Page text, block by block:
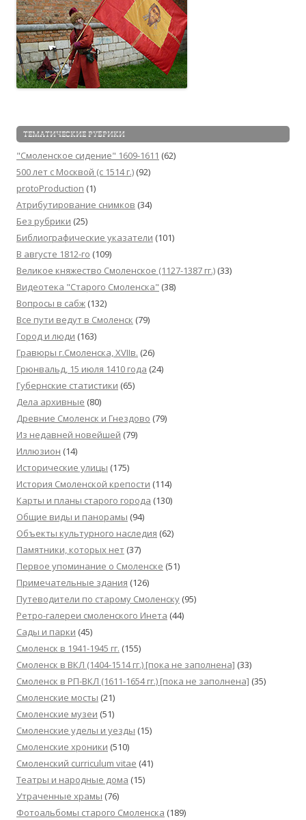
ТЕМАТИЧЕСКИЕ РУБРИКИ
"Смоленское сидение" 1609-1611 (62)
500 лет с Москвой (c 1514 г.) (92)
protoProduction (1)
Атрибутирование снимков (34)
Без рубрики (25)
Библиографические указатели (101)
В августе 1812-го (109)
Великое княжество Смоленское (1127-1387 гг.) (33)
Видеотека "Cтарого Смоленска" (38)
Вопросы в сабж (132)
Все пути ведут в Смоленск (79)
Город и люди (163)
Гравюры г.Смоленска, XVIIв. (26)
Грюнвальд, 15 июля 1410 года (24)
Губернские статистики (65)
Дела архивные (80)
Древние Смоленск и Гнездово (79)
Из недавней новейшей (79)
Иллюзион (14)
Исторические улицы (175)
История Смоленской крепости (114)
Карты и планы старого города (130)
Общие виды и панорамы (94)
Объекты культурного наследия (62)
Памятники, которых нет (37)
Первое упоминание о Смоленске (51)
Примечательные здания (126)
Путеводители по старому Смоленску (95)
Ретро-галереи смоленского Инета (44)
Сады и парки (45)
Смоленск в 1941-1945 гг. (155)
Смоленск в ВКЛ (1404-1514 гг.) [пока не заполнена] (33)
Смоленск в РП-ВКЛ (1611-1654 гг.) [пока не заполнена] (35)
Смоленские мосты (21)
Смоленские музеи (51)
Смоленские уделы и уезды (15)
Смоленские хроники (510)
Смоленский сurriculum vitae (41)
Театры и народные дома (15)
Утраченные храмы (76)
Фотоальбомы старого Смоленска (189)